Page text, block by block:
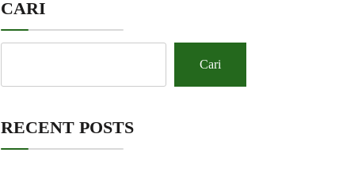
CARI
Cari
RECENT POSTS